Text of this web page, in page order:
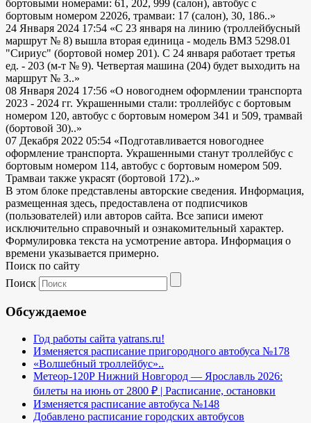
бортовыми номерами: 61, 202, 999 (салон), автобус с
бортовым номером 22026, трамваи: 17 (салон), 30, 186..»
24 Января 2024 17:54 «С 23 января на линию (троллейбусный
маршрут № 8) вышла вторая единица - модель ВМЗ 5298.01
"Сириус" (бортовой номер 201). С 24 января работает третья
ед. - 203 (м-т № 9). Четвертая машина (204) будет выходить на
маршрут № 3..»
08 Января 2024 17:56 «О новогоднем оформлении транспорта
2023 - 2024 гг. Украшенными стали: троллейбус с бортовым
номером 120, автобус с бортовым номером 341 и 509, трамвай
(бортовой 30)..»
07 Декабря 2022 05:54 «Подготавливается новогоднее
оформление транспорта. Украшенными станут троллейбус с
бортовым номером 114, автобус с бортовым номером 509.
Трамваи также украсят (бортовой 172)..»
В этом блоке представлены авторские сведения. Информация,
размещенная здесь, предоставлена от подписчиков
(пользователей) или авторов сайта. Все записи имеют
исключительно справочный и ознакомительный характер.
Формулировка текста на усмотрение автора. Информация о
времени указывается примерно.
Поиск по сайту
Поиск
Обсуждаемое
Год работы сайта yatrans.ru!
Изменяется расписание пригородного автобуса №178
«Волшебный троллейбус»..
Метеор-120Р Нижний Новгород — Ярославль 2026:
билеты на июнь от 2800 ₽ | Расписание, остановки
Изменяется расписание автобуса №148
Добавлено расписание городских автобусов